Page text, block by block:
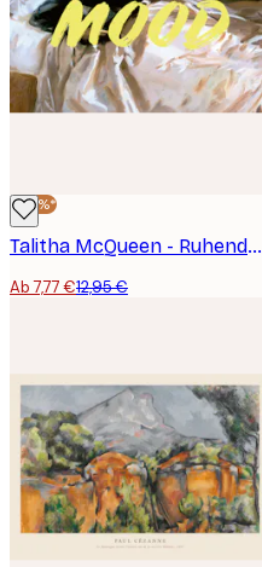
-40%*
Talitha McQueen - Ruhende Frau Poster
Ab 7,77 €12,95 €